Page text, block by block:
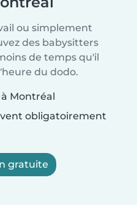
ou simplement
des babysitters
de temps qu'il
du dodo.
Montréal
obligatoirement
gratuite